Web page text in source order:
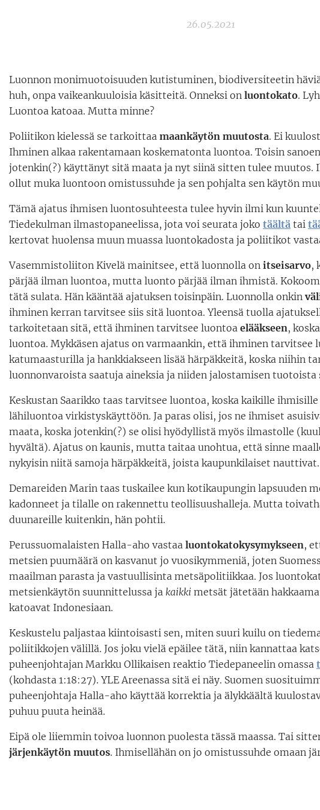
26.05.2021
Luonnon monimuotoisuuden kutistuminen, biodiversiteetin
huh, onpa vaikeankuuloisia käsitteitä. Onneksi on luontokato.
Luontoa katoaa. Mutta minne?
Poliitikon kielessä se tarkoittaa maankäytön muutosta. Ei
Ihminen alkaa rakentamaan koskematonta luontoa. Toisin
jotenkin(?) käyttänyt sitä maata ja nyt siinä sitten tulee muutos.
ollut muka luontoon omistussuhde ja sen pohjalta sen käytön
Tämä ajatus ihmisen luontosuhteesta tulee hyvin ilmi kun
Tiedekulman ilmastopaneelissa, jota voi seurata joko täältä tai
kertovat huolensa muun muassa luontokadosta ja poliitikot
Vasemmistoliiton Kivelä mainitsee, että luonnolla on itseisarvo,
pärjää ilman luontoa, mutta luonto pärjää ilman ihmistä.
tätä sulata. Hän kääntää ajatuksen toisinpäin. Luonnolla onkin
ihminen kerran tarvitsee siis sitä luontoa. Yleensä tuolla
tarkoitetaan sitä, että ihminen tarvitsee luontoa elääkseen,
luontoa. Mykkäsen ajatus on varmaankin, että ihminen tarvitsee
katumaasturilla ja hankkiakseen lisää härpäkkeitä, koska niihin
luonnonvaroista saatuja aineksia ja niiden jalostamisen tuotoista
Keskustan Saarikko taas tarvitsee luontoa, koska kaikille
lähiluontoa virkistyskäyttöön. Ja paras olisi, jos ne ihmiset
maata, koska jotenkin(?) se olisi hyödyllistä myös ilmastolle
hyvältä). Ajatus on kaunis, mutta taitaa unohtua, että sinne
nykyisin niitä samoja härpäkkeitä, joista kaupunkilaiset nauttivat.
Demareiden Marin taas tuskailee kun kotikaupungin lapsuuden
kadonneet ja tilalle on rakennettu teollisuushalleja. Mutta
duunareille kuitenkin, hän pohtii.
Perussuomalaisten Halla-aho vastaa luontokatokysymykseen,
metsien puumäärä on kasvanut jo vuosikymmeniä, joten
maailman parasta ja vastuullisinta metsäpolitiikkaa. Jos
metsienkäytön suunnittelussa ja kaikki metsät jätetään
katoavat Indonesiaan.
Keskustelu paljastaa kiintoisasti sen, miten suuri kuilu on
poliitikkojen välillä. Jos joku vielä epäilee tätä, niin kannattaa
puheenjohtajan Markku Ollikaisen reaktio Tiedepaneelin omassa
(kohdasta 1:18:27). YLE Areenassa sitä ei näy. Suomen
puheenjohtaja Halla-aho käyttää korrektia ja älykkäältä
puhuu puuta heinää.
Eipä ole liiemmin toivoa luonnon puolesta tässä maassa. Tai
järjenkäytön muutos. Ihmisellähän on jo omistussuhde omaan